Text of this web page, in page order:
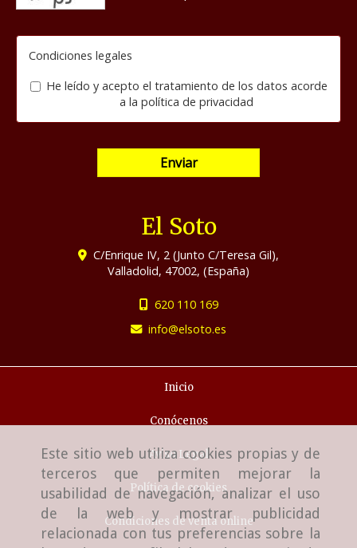
Este sitio web utiliza cookies propias y de
terceros que permiten mejorar la
usabilidad de navegación, analizar el uso
de la web y mostrar publicidad
relacionada con tus preferencias sobre la
Condiciones legales
He leído y acepto el tratamiento de los datos acorde
a la política de privacidad
Enviar
El Soto
C/Enrique IV, 2 (Junto C/Teresa Gil),
Valladolid, 47002, (España)
620 110 169
info
elsoto.es
Inicio
Conócenos
Aviso Legal
Política de cookies
Condiciones de venta online